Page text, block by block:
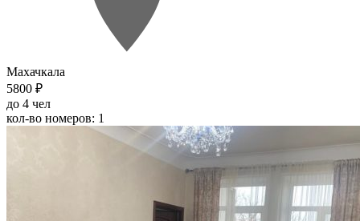
Махачкала
5800 ₽
до 4 чел
кол-во номеров: 1